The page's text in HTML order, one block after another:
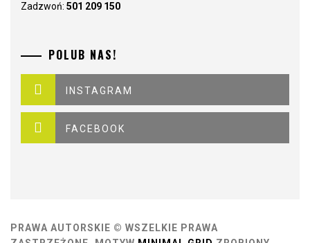
Zadzwoń: 501 209 150
POLUB NAS!
INSTAGRAM
FACEBOOK
PRAWA AUTORSKIE © WSZELKIE PRAWA